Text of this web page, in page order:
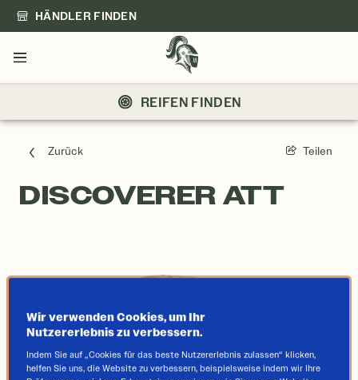
HÄNDLER FINDEN
Menü
REIFEN FINDEN
Zurück Teilen
DISCOVERER ATT
Wir verwenden Cookies, um Ihr
Nutzererlebnis zu verbessern.
Indem Sie auf „Cookies für das beste Nutzererlebnis zulassen“ klicken,
helfen Sie uns, die Website zu verbessern, beispielsweise indem wir Ihre